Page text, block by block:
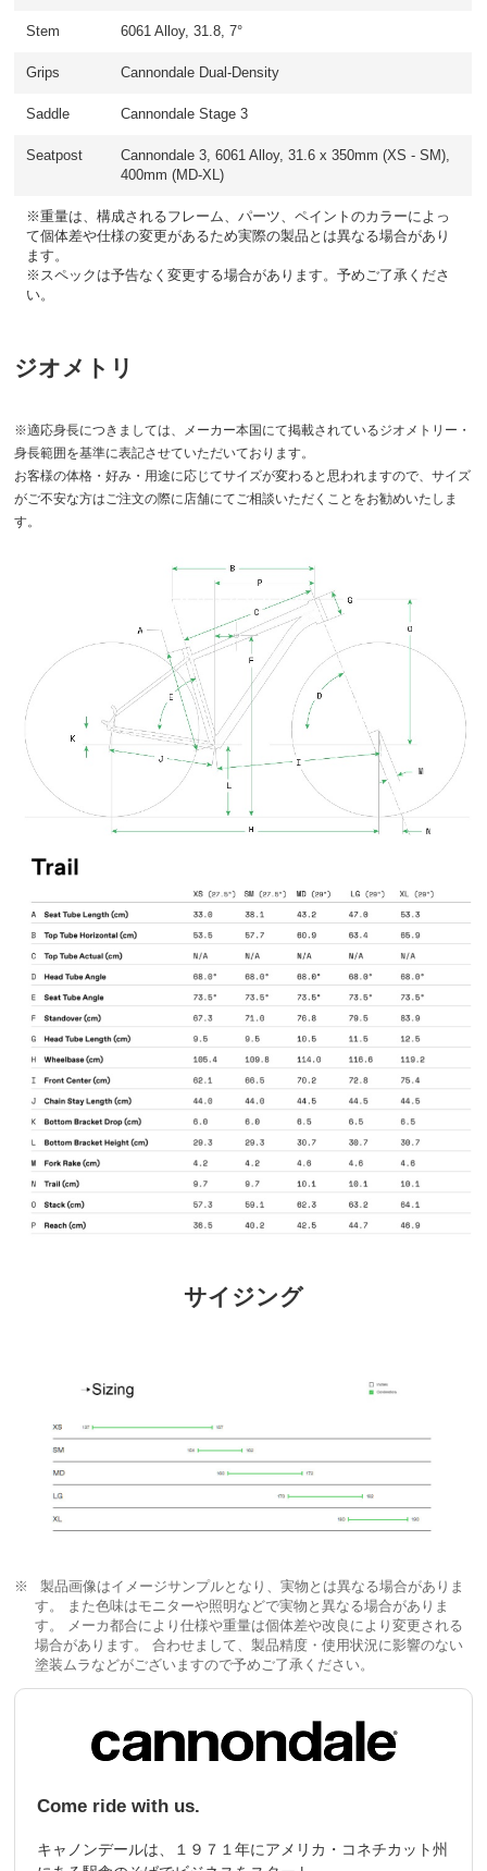
Stem 6061 Alloy, 31.8, 7°
Grips Cannondale Dual-Density
Saddle Cannondale Stage 3
Seatpost
Cannondale 3, 6061 Alloy, 31.6 x 350mm (XS - SM),
400mm (MD-XL)
※重量は、構成されるフレーム、パーツ、ペイントのカラーによっ
て個体差や仕様の変更があるため実際の製品とは異なる場合があり
ます。
※スペックは予告なく変更する場合があります。予めご了承くださ
い。
ジオメトリ
※適応身長につきましては、メーカー本国にて掲載されているジオメトリー・
身長範囲を基準に表記させていただいております。
お客様の体格・好み・用途に応じてサイズが変わると思われますので、サイズ
がご不安な方はご注文の際に店舗にてご相談いただくことをお勧めいたしま
す。
サイジング
製品画像はイメージサンプルとなり、実物とは異なる場合がありま
す。 また色味はモニターや照明などで実物と異なる場合がありま
す。 メーカ都合により仕様や重量は個体差や改良により変更される
場合があります。 合わせまして、製品精度・使用状況に影響のない
塗装ムラなどがございますので予めご了承ください。
Come ride with us.
キャノンデールは、１９７１年にアメリカ・コネチカット州